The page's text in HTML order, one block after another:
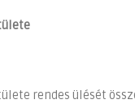
rendes ülését